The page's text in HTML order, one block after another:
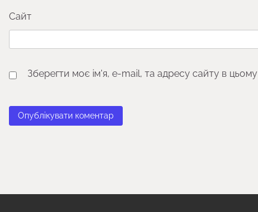
Сайт
Зберегти моє ім'я, e-mail, та адресу сайту в